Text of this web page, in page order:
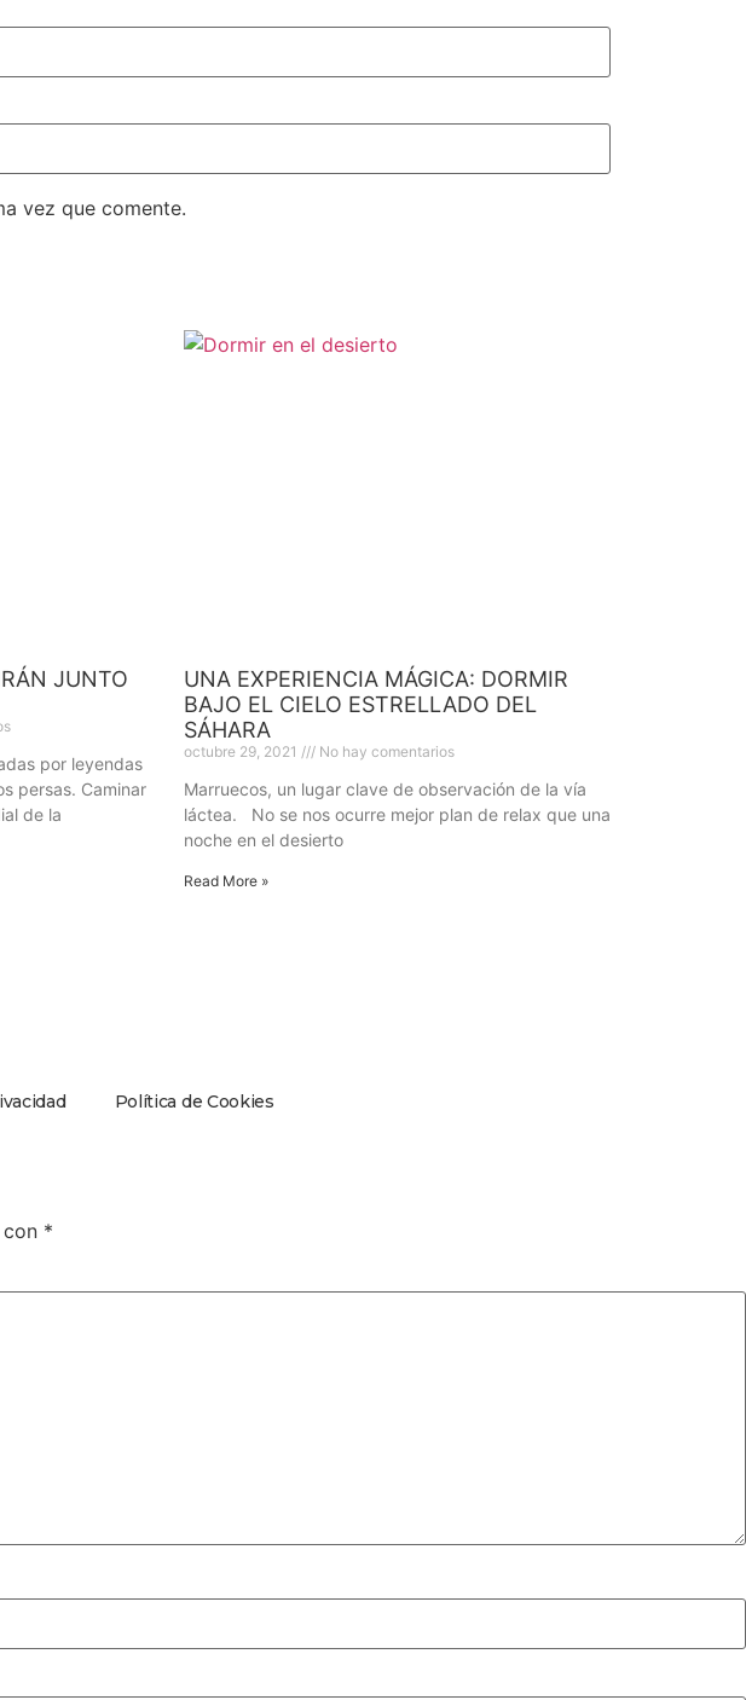
vez que comente.
JUNTO
por leyendas
persas. Caminar
de la
UNA EXPERIENCIA MÁGICA: DORMIR
BAJO EL CIELO ESTRELLADO DEL
SÁHARA
octubre 29, 2021 No hay comentarios
Marruecos, un lugar clave de observación de la vía
láctea. No se nos ocurre mejor plan de relax que una
noche en el desierto
Read More »
Política de Cookies
*